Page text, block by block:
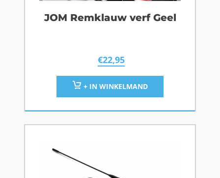
JOM Remklauw verf Geel
€22,95
+ IN WINKELMAND